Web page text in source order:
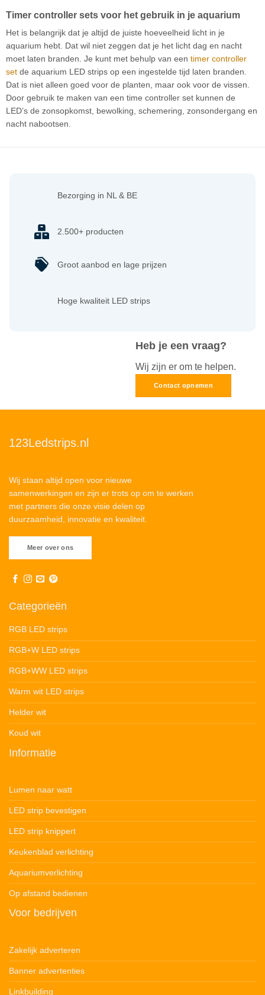
Timer controller sets voor het gebruik in je aquarium
Het is belangrijk dat je altijd de juiste hoeveelheid licht in je
aquarium hebt. Dat wil niet zeggen dat je het licht dag en nacht
moet laten branden. Je kunt met behulp van een timer controller
set de aquarium LED strips op een ingestelde tijd laten branden.
Dat is niet alleen goed voor de planten, maar ook voor de vissen.
Door gebruik te maken van een time controller set kunnen de
LED’s de zonsopkomst, bewolking, schemering, zonsondergang en
nacht nabootsen.
Heb je een vraag?
Wij zijn er om te helpen.
Contact opnemen
Bezorging in NL & BE
2.500+ producten
Groot aanbod en lage prijzen
Hoge kwaliteit LED strips
123Ledstrips.nl
Wij staan altijd open voor nieuwe
samenwerkingen en zijn er trots op om te werken
met partners die onze visie delen op
duurzaamheid, innovatie en kwaliteit.
Meer over ons
Categorieën
RGB LED strips
RGB+W LED strips
RGB+WW LED strips
Warm wit LED strips
Helder wit
Koud wit
Informatie
Lumen naar watt
LED strip bevestigen
LED strip knippert
Keukenblad verlichting
Aquariumverlichting
Op afstand bedienen
Voor bedrijven
Zakelijk adverteren
Banner advertenties
Linkbuilding